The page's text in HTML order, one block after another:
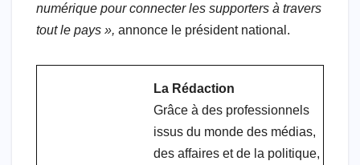
numérique pour connecter les supporters à travers
tout le pays », annonce le président national.
La Rédaction
Grâce à des professionnels
issus du monde des médias,
des affaires et de la politique,